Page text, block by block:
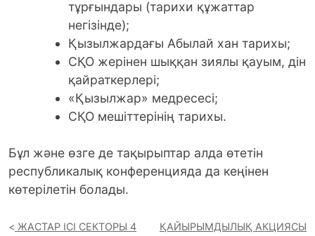
тұрғындары (тарихи құжаттар
негізінде);
Қызылжардағы Абылай хан тарихы;
СҚО жерінен шыққан зиялы қауым, дін
қайраткерлері;
«Қызылжар» медресесі;
СҚО мешіттерінің тарихы.
Бұл және өзге де тақырыптар алда өтетін
республикалық конференцияда да кеңінен
көтерілетін болады.
ЖАСТАР ІСІ СЕКТОРЫ 4
ҚАЙЫРЫМДЫЛЫҚ АКЦИЯСЫ